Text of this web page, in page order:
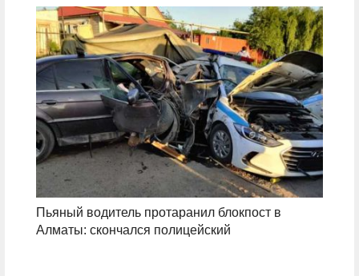
Пьяный водитель протаранил блокпост в
Алматы: скончался полицейский